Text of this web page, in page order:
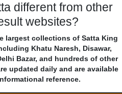
different from other
websites?
largest collections of Satta King
Khatu Naresh, Disawar,
Bazar, and hundreds of other
updated daily and are available
reference.